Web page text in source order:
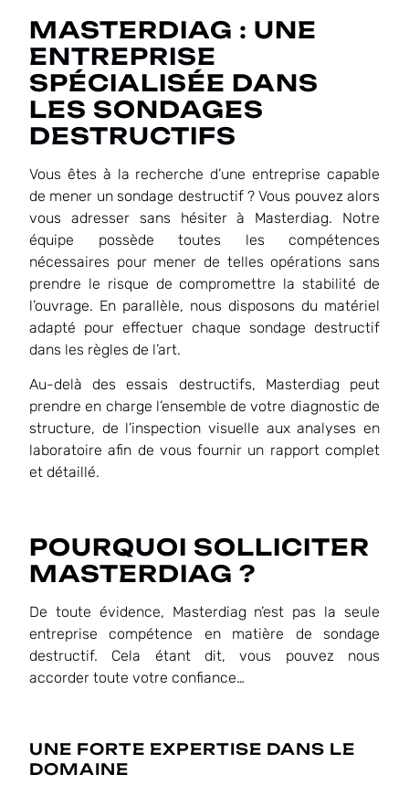
MASTERDIAG : UNE
ENTREPRISE
SPÉCIALISÉE DANS
LES SONDAGES
DESTRUCTIFS
Vous êtes à la recherche d’une entreprise capable
de mener un sondage destructif ? Vous pouvez alors
vous adresser sans hésiter à Masterdiag. Notre
équipe possède toutes les compétences
nécessaires pour mener de telles opérations sans
prendre le risque de compromettre la stabilité de
l’ouvrage. En parallèle, nous disposons du matériel
adapté pour effectuer chaque sondage destructif
dans les règles de l’art.
Au-delà des essais destructifs, Masterdiag peut
prendre en charge l’ensemble de votre diagnostic de
structure, de l’inspection visuelle aux analyses en
laboratoire afin de vous fournir un rapport complet
et détaillé.
POURQUOI SOLLICITER
MASTERDIAG ?
De toute évidence, Masterdiag n’est pas la seule
entreprise compétence en matière de sondage
destructif. Cela étant dit, vous pouvez nous
accorder toute votre confiance…
UNE FORTE EXPERTISE DANS LE
DOMAINE